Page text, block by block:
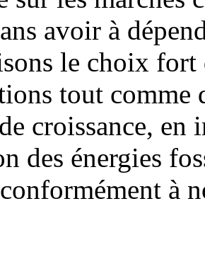
avoir à
le choix fort
tout comme
croissance,
des énergies
à